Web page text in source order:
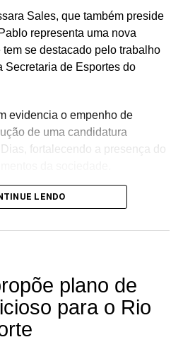
Sales, que também preside
representa uma nova
se destacado pelo trabalho
Secretaria de Esportes do
evidencia o empenho de
de uma candidatura
fortalecendo a presença do
o PL Jovem ganha um
de mobilização para a
LENDO
plano de
para o Rio